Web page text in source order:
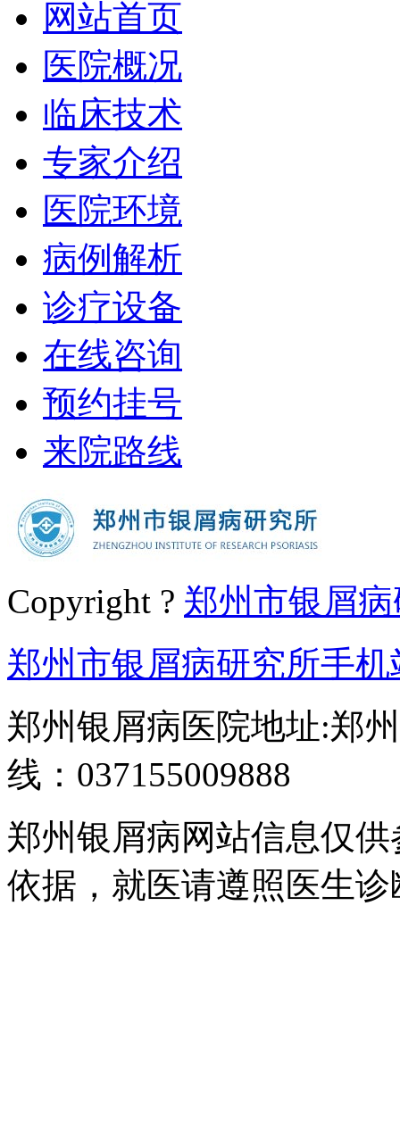
网站首页
医院概况
临床技术
专家介绍
医院环境
病例解析
诊疗设备
在线咨询
预约挂号
来院路线
Copyright ? 郑州市银屑
郑州市银屑病研究所手机
郑州银屑病医院地址:郑
线：037155009888
郑州银屑病网站信息仅
依据，就医请遵照医生诊